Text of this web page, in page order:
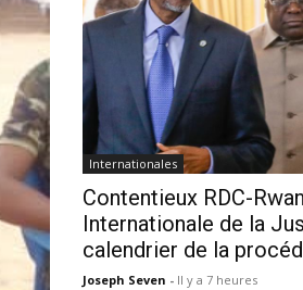
Internationales
Contentieux RDC-
Internationale de la
calendrier de la
Joseph Seven - Il y a 7 heures